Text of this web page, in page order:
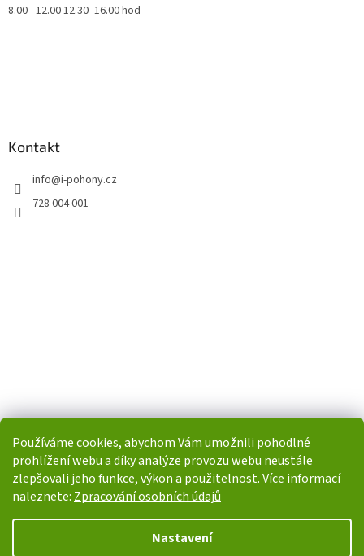
Používáme cookies, abychom Vám umožnili pohodlné
prohlížení webu a díky analýze provozu webu neustále
zlepšovali jeho funkce, výkon a použitelnost. Více informací
naleznete: Zpracování osobních údajů
Nastavení
8.00 - 12.00 12.30 -16.00 hod
Kontakt
info@i-pohony.cz
728 004 001